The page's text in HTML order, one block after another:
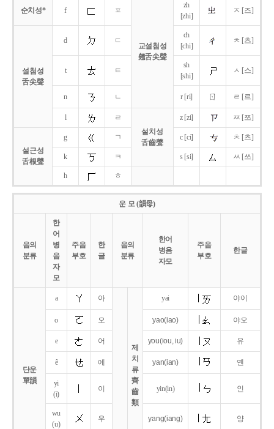
순치성* f ㅍ
교설첨성
翹舌尖聲
zh
[zhi]
ㅈ [즈]
설첨성
舌尖聲
d ㄷ
ch
[chi]
ㅊ [츠]
t ㅌ
sh
[shi]
ㅅ [스]
n ㄴ r [ri] ㄖ ㄹ [르]
l
ㄹ
설치성
舌齒聲
z [zi] ㅉ [쯔]
설근성
舌根聲
g ㄱ c [ci] ㅊ [츠]
k ㅋ s [si] ㅆ [쓰]
h ㅎ
운 모 (韻母)
음의
분류
한
어
병
음
자
모
주음
부호
한
글
음의
분류
한어
병음
자모
주음
부호
한글
단운
單韻
a 아
제
치
류
齊
齒
類
yai 야이
o 오 yao(iao) 야오
e 어 you(iou,iu) 유
ê 에 yan(ian) 옌
yi
(i)
이 yin(in) 인
wu
(u)
우 yang(iang) 양